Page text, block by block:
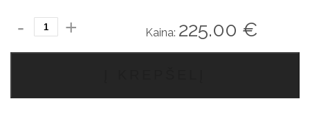
produkto
kiekis:
Chiago
Kaina: 225.00 €